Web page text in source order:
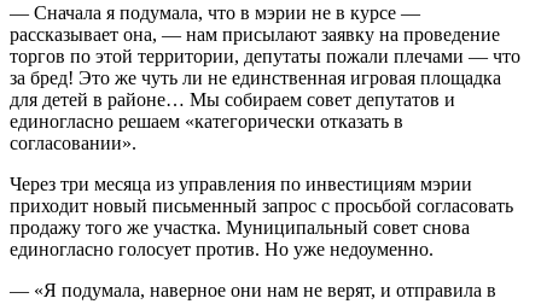
— Сначала я подумала, что в мэрии не в курсе —
рассказывает она, — нам присылают заявку на проведение
торгов по этой территории, депутаты пожали плечами — что
за бред! Это же чуть ли не единственная игровая площадка
для детей в районе… Мы собираем совет депутатов и
единогласно решаем «категорически отказать в
согласовании».
Через три месяца из управления по инвестициям мэрии
приходит новый письменный запрос с просьбой согласовать
продажу того же участка. Муниципальный совет снова
единогласно голосует против. Но уже недоуменно.
— «Я подумала, наверное они нам не верят, и отправила в